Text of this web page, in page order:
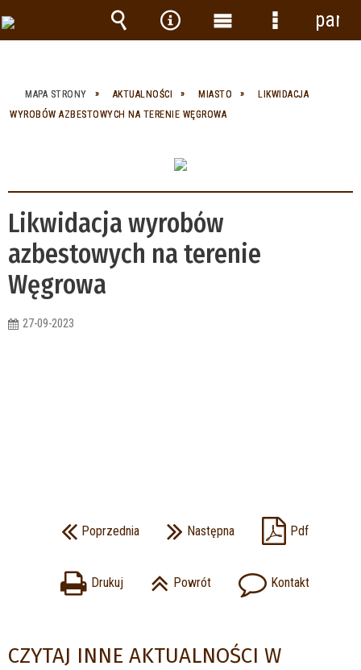
MAPA STRONY AKTUALNOŚCI MIASTO
LIKWIDACJA
WYROBÓW AZBESTOWYCH NA TERENIE WĘGROWA
Likwidacja wyrobów
azbestowych na terenie
Węgrowa
27-09-2023
Poprzednia Następna Pdf
Drukuj Powrót Kontakt
CZYTAJ INNE AKTUALNOŚCI W
Wyszukiwarka
Narzędzia
Menu Menu
panel